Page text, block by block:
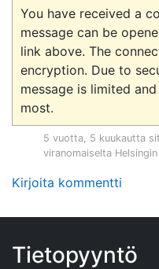
You have received a
message can be
link above. The
encryption. Due to
message is limited
5 vuotta, 5 kuukautta
viranomaiselta
Kirjoita kommentti
Tietopyyntö